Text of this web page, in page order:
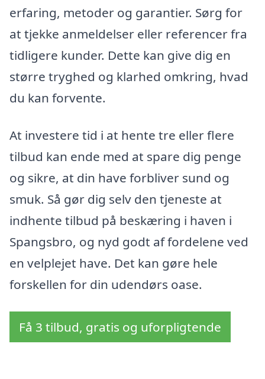
erfaring, metoder og garantier. Sørg for
at tjekke anmeldelser eller referencer fra
tidligere kunder. Dette kan give dig en
større tryghed og klarhed omkring, hvad
du kan forvente.
At investere tid i at hente tre eller flere
tilbud kan ende med at spare dig penge
og sikre, at din have forbliver sund og
smuk. Så gør dig selv den tjeneste at
indhente tilbud på beskæring i haven i
Spangsbro, og nyd godt af fordelene ved
en velplejet have. Det kan gøre hele
forskellen for din udendørs oase.
Få 3 tilbud, gratis og uforpligtende